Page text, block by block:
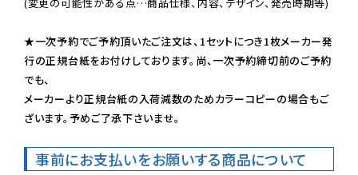
★一次予約でご予約頂いたご注文は、1セットにつき1枚メーカー発
行の正規台紙をお付けしております。尚、一次予約締切前のご予約
でも、
メーカーより正規台紙の入荷減数のためカラーコピーの場合もご
ざいます。予めご了承下さいませ。
事前にお支払いをお願いする商品について